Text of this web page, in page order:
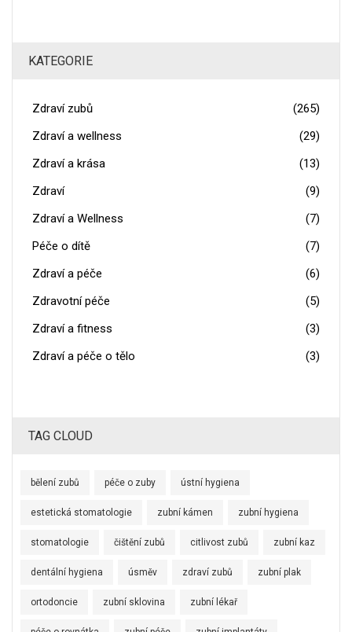
KATEGORIE
Zdraví zubů
(265)
Zdraví a wellness
(29)
Zdraví a krása
(13)
Zdraví
(9)
Zdraví a Wellness
(7)
Péče o dítě
(7)
Zdraví a péče
(6)
Zdravotní péče
(5)
Zdraví a fitness
(3)
Zdraví a péče o tělo
(3)
TAG CLOUD
bělení zubů péče o zuby ústní hygiena
estetická stomatologie zubní kámen zubní hygiena
stomatologie čištění zubů citlivost zubů zubní kaz
dentální hygiena úsměv zdraví zubů zubní plak
ortodoncie zubní sklovina zubní lékař